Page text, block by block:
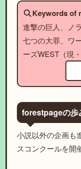
Keywords of
進撃の巨人、ノ
七つの大罪、ワ
ーズWEST（現
forestpageの歩
小説以外の企画も
スコンクールを開